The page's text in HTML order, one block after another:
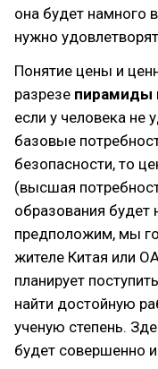
она будет намного
нужно
Понятие цены и
разрезе пирамиды
если у человека не
базовые
безопасности, то
(высшая
образования будет
предположим, мы
жителе Китая или
планирует
найти достойную
ученую степень.
будет совершенно